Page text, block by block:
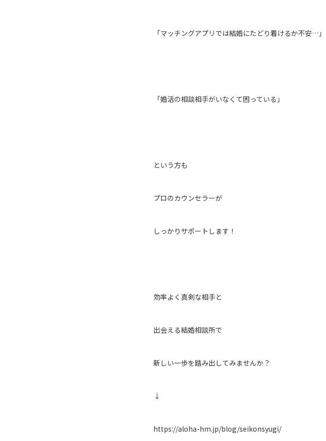
「マッチングアプリでは結婚にたどり着けるか不安…」
「婚活の相談相手がいなくて困っている」
という方も
プロのカウンセラーが
しっかりサポートします！
効率よく真剣な相手と
出会える結婚相談所で
新しい一歩を踏み出してみませんか？
↓
https://aloha-hm.jp/blog/seikonsyugi/